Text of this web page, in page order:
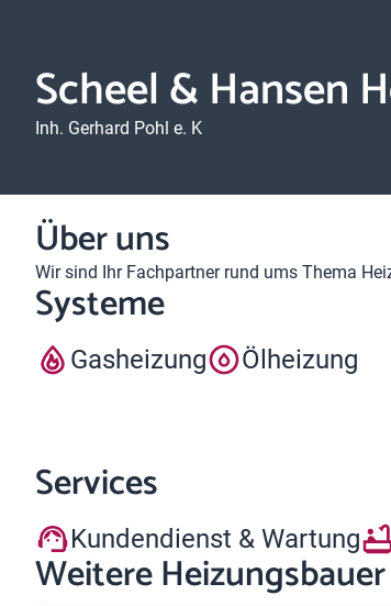
Scheel & Hansen
Inh. Gerhard Pohl e. K
Über uns
Wir sind Ihr Fachpartner rund ums Thema
Systeme
Gasheizung Ölheizung
Services
Kundendienst & Wartung
Weitere